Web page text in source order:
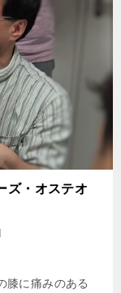
ズ・オステオ
膝に痛みのある